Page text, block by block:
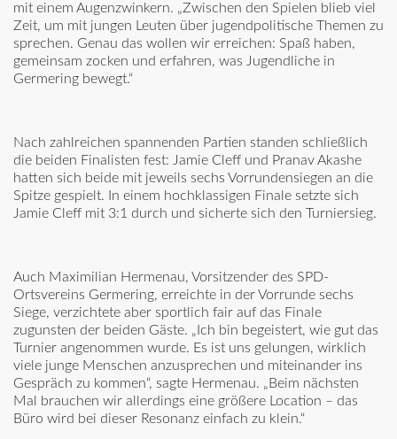
mit einem Augenzwinkern. „Zwischen den Spielen blieb viel
Zeit, um mit jungen Leuten über jugendpolitische Themen zu
sprechen. Genau das wollen wir erreichen: Spaß haben,
gemeinsam zocken und erfahren, was Jugendliche in
Germering bewegt.“
Nach zahlreichen spannenden Partien standen schließlich
die beiden Finalisten fest: Jamie Cleff und Pranav Akashe
hatten sich beide mit jeweils sechs Vorrundensiegen an die
Spitze gespielt. In einem hochklassigen Finale setzte sich
Jamie Cleff mit 3:1 durch und sicherte sich den Turniersieg.
Auch Maximilian Hermenau, Vorsitzender des SPD-
Ortsvereins Germering, erreichte in der Vorrunde sechs
Siege, verzichtete aber sportlich fair auf das Finale
zugunsten der beiden Gäste. „Ich bin begeistert, wie gut das
Turnier angenommen wurde. Es ist uns gelungen, wirklich
viele junge Menschen anzusprechen und miteinander ins
Gespräch zu kommen“, sagte Hermenau. „Beim nächsten
Mal brauchen wir allerdings eine größere Location – das
Büro wird bei dieser Resonanz einfach zu klein.“